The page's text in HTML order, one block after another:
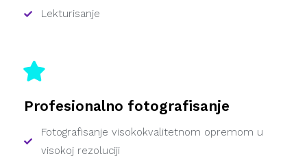
Lekturisanje
Profesionalno fotografisanje
Fotografisanje visokokvalitetnom opremom u
visokoj rezoluciji